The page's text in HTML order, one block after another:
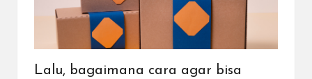
Lalu, bagaimana cara agar bisa